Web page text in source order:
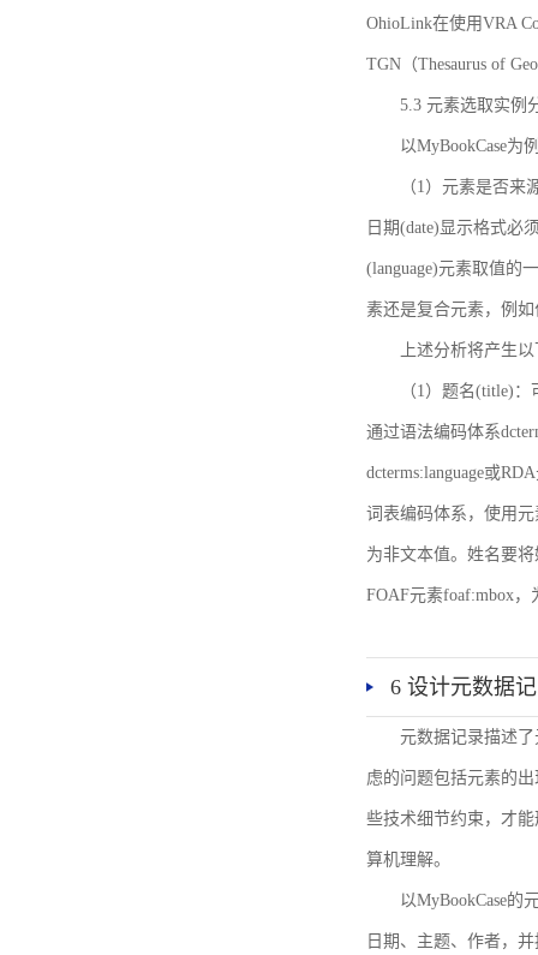
OhioLink在使用VRA
TGN（Thesaurus of
5.3 元素选取实例
以MyBookCase为
（1）元素是否
日期(date)显示格式必
(language)元素取值的
素还是复合元素，例
上述分析将产生
（1）题名(title)
通过语法编码体系
dcterms:language或
词表编码体系，使用元
为非文本值。姓名要
FOAF元素foaf:mbox，
6 设计元数据
元数据记录描述
虑的问题包括元素的
些技术细节约束，才
算机理解。
以MyBookCase的
日期、主题、作者，